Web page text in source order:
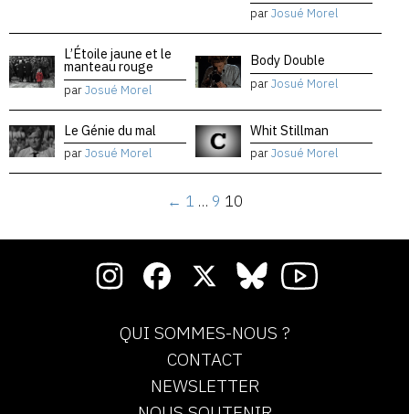
parJosué Morel
L’Étoile jaune et le
manteau rouge
parJosué Morel
Body Double
parJosué Morel
Le Génie du mal
parJosué Morel
Whit Stillman
parJosué Morel
← 1 … 9 10
QUI SOMMES-NOUS ?
CONTACT
NEWSLETTER